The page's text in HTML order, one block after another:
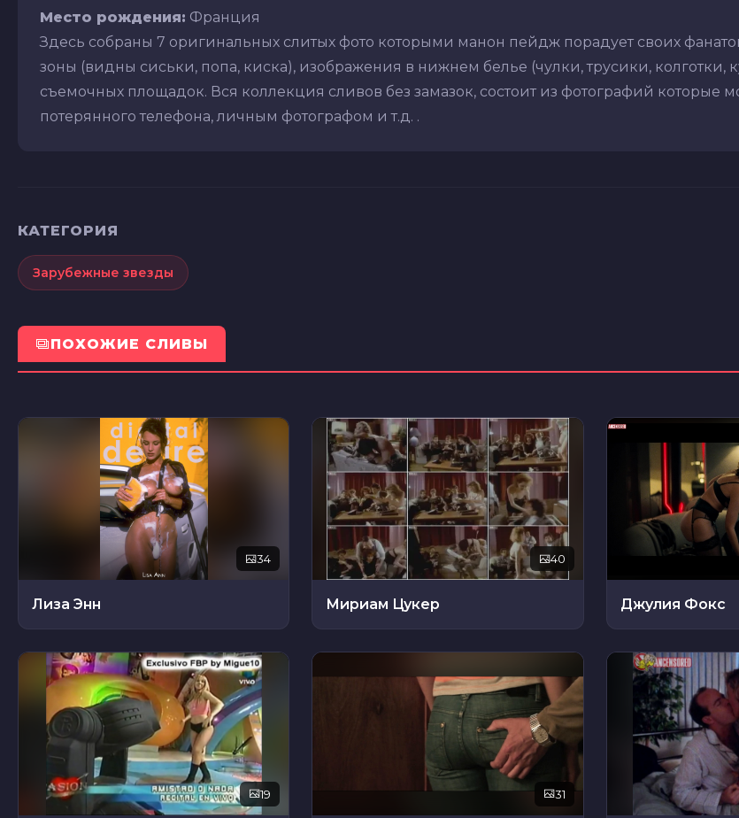
Место рождения: Франция
Здесь собраны 7 оригинальных слитых фото которыми манон пейдж порадует своих
зоны (видны сиськи, попа, киска), изображения в нижнем белье (чулки, трусики, колготки,
съемочных площадок. Вся коллекция сливов без замазок, состоит из фотографий которые
потерянного телефона, личным фотографом и т.д. .
КАТЕГОРИЯ
Зарубежные звезды
ПОХОЖИЕ СЛИВЫ
34
Лиза Энн
40
Мириам Цукер Джулия Фокс
19 31